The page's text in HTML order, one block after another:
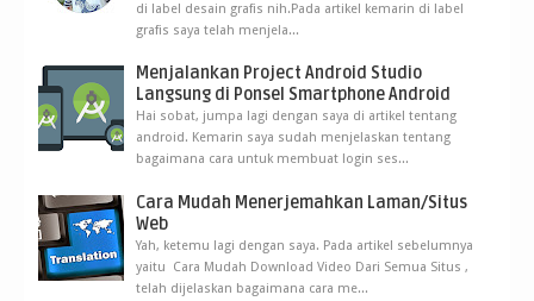
di label desain grafis nih.Pada artikel kemarin di label
grafis saya telah menjela...
Menjalankan Project Android Studio
Langsung di Ponsel Smartphone Android
Hai sobat, jumpa lagi dengan saya di artikel tentang
android. Kemarin saya sudah menjelaskan tentang
bagaimana cara untuk membuat login ses...
Cara Mudah Menerjemahkan Laman/Situs
Web
Yah, ketemu lagi dengan saya. Pada artikel sebelumnya
yaitu Cara Mudah Download Video Dari Semua Situs ,
telah dijelaskan bagaimana cara me...